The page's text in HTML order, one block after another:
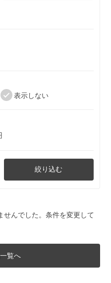
表示しない
絞り込む
せんでした。条件を変更して
覧へ